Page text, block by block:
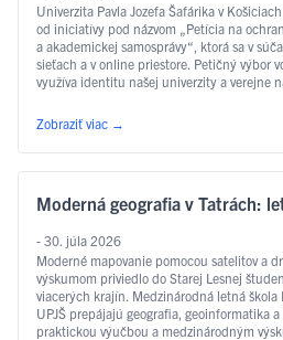
Univerzita Pavla Jozefa Šafárika v
od iniciatívy pod názvom „Petícia na
a akademickej samosprávy“, ktorá sa v
sieťach a v online priestore. Petičný výbor
využíva identitu našej univerzity a verejne
Zobraziť viac
→
Moderná geografia v Tatrách:
- 30. júla 2026
Moderné mapovanie pomocou satelitov a
výskumom priviedlo do Starej Lesnej
viacerých krajín. Medzinárodná letná škola
UPJŠ prepájajú geografia, geoinformatika
praktickou výučbou a medzinárodným